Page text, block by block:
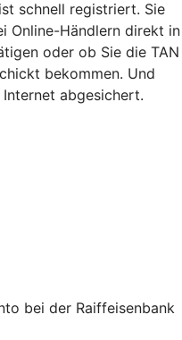
schnell registriert. Sie
Online-Händlern direkt in
oder ob Sie die TAN
bekommen. Und
abgesichert.
bei der Raiffeisenbank